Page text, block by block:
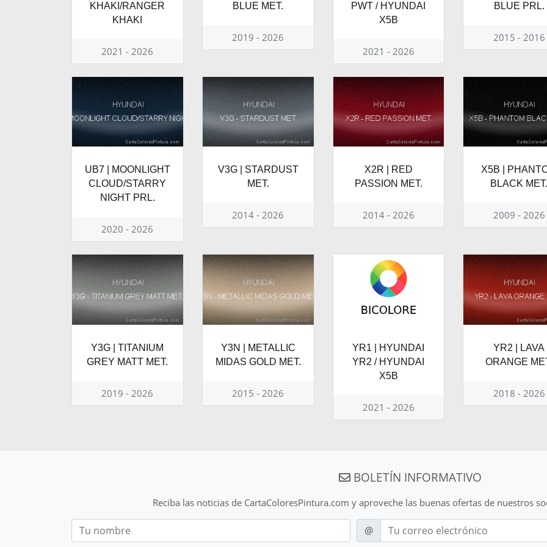
KHAKI/RANGER
KHAKI
2021 - 2026
BLUE MET.
2019 - 2026
PWT / HYUNDAI
X5B
2021 - 2026
BLUE PRL.
2015 - 2016
UB7 | MOONLIGHT
CLOUD/STARRY
NIGHT PRL.
2020 - 2026
V3G | STARDUST
MET.
2014 - 2026
X2R | RED
PASSION MET.
2014 - 2026
X5B |
BLACK
2009 - 2026
Y3G | TITANIUM
GREY MATT MET.
2019 - 2026
Y3N | METALLIC
MIDAS GOLD MET.
2015 - 2026
YR1 | HYUNDAI
YR2 / HYUNDAI
X5B
2021 - 2026
YR2 | LAVA
ORANGE
2018 - 2026
BOLETÍN INFORMATIVO
Reciba las noticias de CartaColoresPintura.com y aproveche las buenas ofertas de nuestros
Nom
E-mail
@